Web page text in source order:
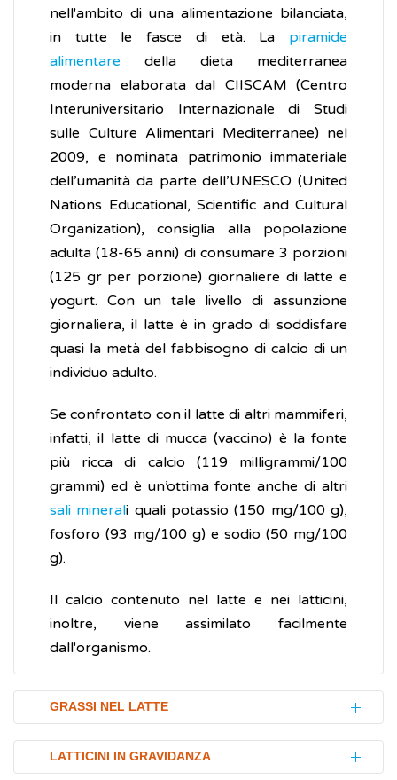
nell'ambito di una alimentazione bilanciata,
in tutte le fasce di età. La piramide
alimentare della dieta mediterranea
moderna elaborata dal CIISCAM (Centro
Interuniversitario Internazionale di Studi
sulle Culture Alimentari Mediterranee) nel
2009, e nominata patrimonio immateriale
dell’umanità da parte dell’UNESCO (United
Nations Educational, Scientific and Cultural
Organization), consiglia alla popolazione
adulta (18-65 anni) di consumare 3 porzioni
(125 gr per porzione) giornaliere di latte e
yogurt. Con un tale livello di assunzione
giornaliera, il latte è in grado di soddisfare
quasi la metà del fabbisogno di calcio di un
individuo adulto.
Se confrontato con il latte di altri mammiferi,
infatti, il latte di mucca (vaccino) è la fonte
più ricca di calcio (119 milligrammi/100
grammi) ed è un’ottima fonte anche di altri
sali minerali quali potassio (150 mg/100 g),
fosforo (93 mg/100 g) e sodio (50 mg/100
g).
Il calcio contenuto nel latte e nei latticini,
inoltre, viene assimilato facilmente
dall'organismo.
GRASSI NEL LATTE
Igrassicontenuti nel latte sono una buona
LATTICINI IN GRAVIDANZA